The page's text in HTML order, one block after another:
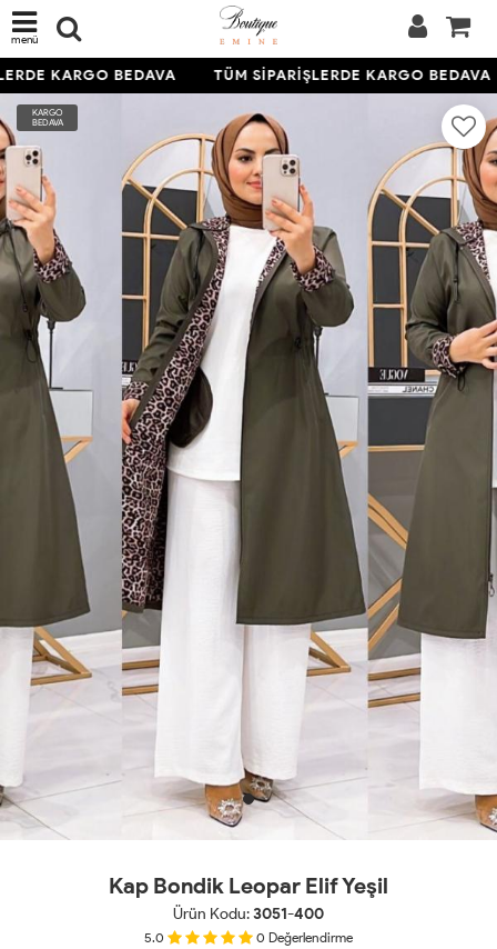
menü
KARGO BEDAVA TÜM SİPARİŞLERDE KARGO BEDAVA
KARGO
BEDAVA
Kap Bondik Leopar Elif Yeşil
Ürün Kodu:3051-400
5.0 0 Değerlendirme